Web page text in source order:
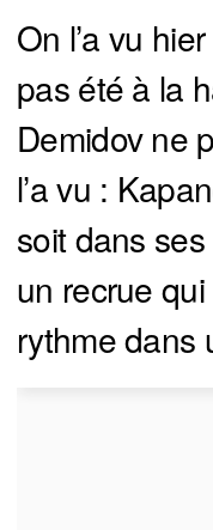
On l’a vu
pas été à la
Demidov ne
l’a vu :
soit dans
un recrue
rythme dans